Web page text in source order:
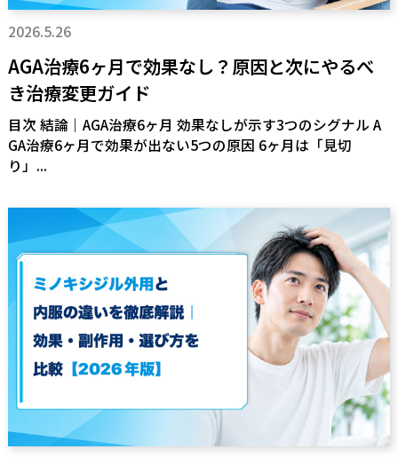
2026.5.26
AGA治療6ヶ月で効果なし？原因と次にやるべ
き治療変更ガイド
目次 結論｜AGA治療6ヶ月 効果なしが示す3つのシグナル A
GA治療6ヶ月で効果が出ない5つの原因 6ヶ月は「見切
り」...